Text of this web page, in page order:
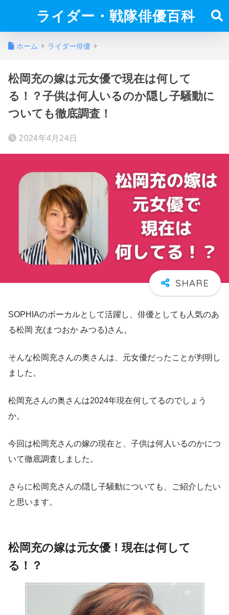
ライダー・戦隊俳優百科
ホーム ライダー俳優
松岡充の嫁は元女優で現在は何して
る！？子供は何人いるのか隠し子騒動に
ついても徹底調査！
2024年4月24日
SOPHIAのボーカルとして活躍し、俳優としても人気のあ
る松岡 充(まつおか みつる)さん。
そんな松岡充さんの奥さんは、元女優だったことが判明し
ました。
松岡充さんの奥さんは2024年現在何してるのでしょう
か。
今回は松岡充さんの嫁の現在と、子供は何人いるのかにつ
いて徹底調査しました。
さらに松岡充さんの隠し子騒動についても、ご紹介したい
と思います。
松岡充の嫁は元女優！現在は何して
る！？